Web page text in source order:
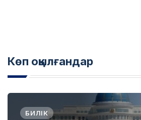
Көп оқылғандар
БИЛІК